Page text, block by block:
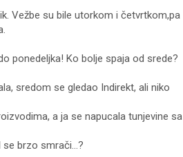
Vežbe su bile utorkom i četvrtkom,pa
ponedeljka! Ko bolje spaja od srede?
sredom se gledao Indirekt, ali niko
a ja se napucala tunjevine sa
se brzo smrači…?